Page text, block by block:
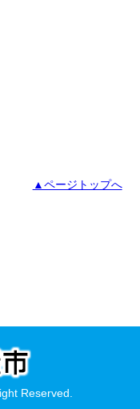
▲ページトップへ
Reserved.